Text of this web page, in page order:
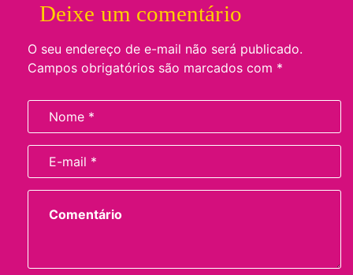
Deixe um comentário
O seu endereço de e-mail não será publicado.
Campos obrigatórios são marcados com *